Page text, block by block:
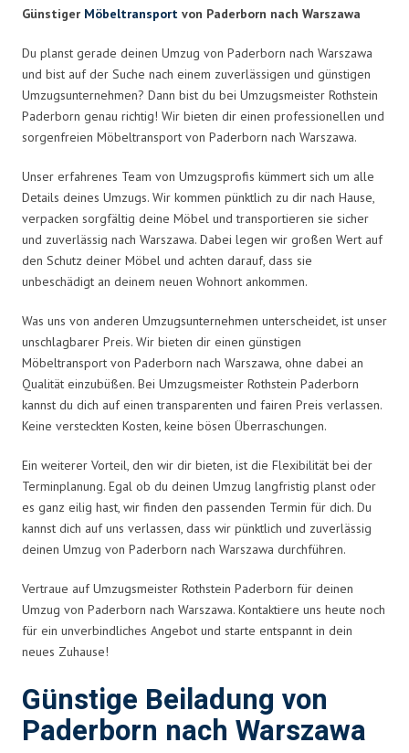
Günstiger Möbeltransport von Paderborn nach Warszawa
Du planst gerade deinen Umzug von Paderborn nach Warszawa
und bist auf der Suche nach einem zuverlässigen und günstigen
Umzugsunternehmen? Dann bist du bei Umzugsmeister Rothstein
Paderborn genau richtig! Wir bieten dir einen professionellen und
sorgenfreien Möbeltransport von Paderborn nach Warszawa.
Unser erfahrenes Team von Umzugsprofis kümmert sich um alle
Details deines Umzugs. Wir kommen pünktlich zu dir nach Hause,
verpacken sorgfältig deine Möbel und transportieren sie sicher
und zuverlässig nach Warszawa. Dabei legen wir großen Wert auf
den Schutz deiner Möbel und achten darauf, dass sie
unbeschädigt an deinem neuen Wohnort ankommen.
Was uns von anderen Umzugsunternehmen unterscheidet, ist unser
unschlagbarer Preis. Wir bieten dir einen günstigen
Möbeltransport von Paderborn nach Warszawa, ohne dabei an
Qualität einzubüßen. Bei Umzugsmeister Rothstein Paderborn
kannst du dich auf einen transparenten und fairen Preis verlassen.
Keine versteckten Kosten, keine bösen Überraschungen.
Ein weiterer Vorteil, den wir dir bieten, ist die Flexibilität bei der
Terminplanung. Egal ob du deinen Umzug langfristig planst oder
es ganz eilig hast, wir finden den passenden Termin für dich. Du
kannst dich auf uns verlassen, dass wir pünktlich und zuverlässig
deinen Umzug von Paderborn nach Warszawa durchführen.
Vertraue auf Umzugsmeister Rothstein Paderborn für deinen
Umzug von Paderborn nach Warszawa. Kontaktiere uns heute noch
für ein unverbindliches Angebot und starte entspannt in dein
neues Zuhause!
Günstige Beiladung von
Paderborn nach Warszawa